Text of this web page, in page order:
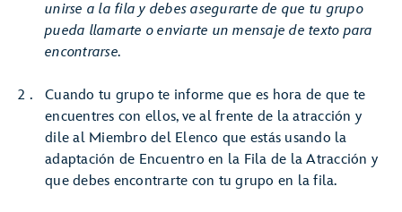
unirse a la fila y debes asegurarte de que tu grupo
pueda llamarte o enviarte un mensaje de texto para
encontrarse.
Cuando tu grupo te informe que es hora de que te
encuentres con ellos, ve al frente de la atracción y
dile al Miembro del Elenco que estás usando la
adaptación de Encuentro en la Fila de la Atracción y
que debes encontrarte con tu grupo en la fila.